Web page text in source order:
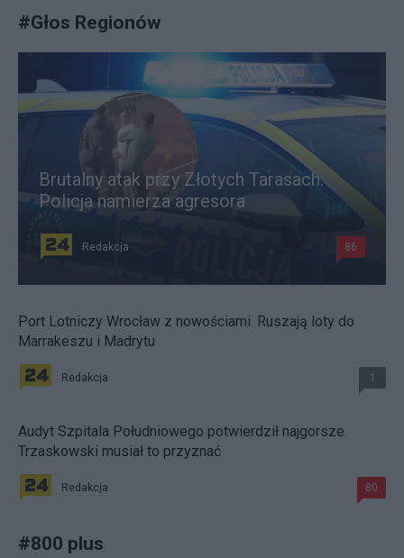
#Głos Regionów
Brutalny atak przy Złotych Tarasach.
Policja namierza agresora
Redakcja 86
Port Lotniczy Wrocław z nowościami. Ruszają loty do
Marrakeszu i Madrytu
Redakcja 1
Audyt Szpitala Południowego potwierdził najgorsze.
Trzaskowski musiał to przyznać
Redakcja 80
#800 plus